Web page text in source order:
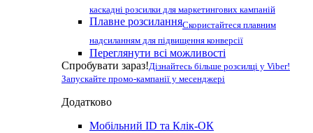
каскадні розсилки для маркетингових кампаній
Плавне розсиланняСкористайтеся плавним
надсиланням для підвищення конверсії
Переглянути всі можливості
Спробувати зараз!Дізнайтесь більше розсилці у Viber!
Запускайте промо-кампанії у месенджері
Додатково
Мобільний ID та Клік-ОК